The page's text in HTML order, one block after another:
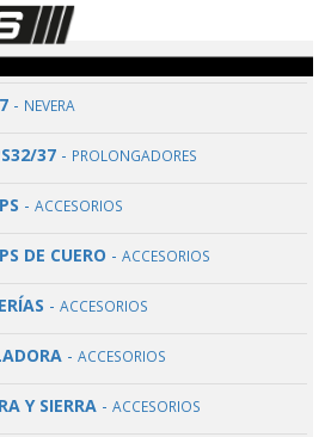
- NEVERA
37 - PROLONGADORES
- ACCESORIOS
DE CUERO - ACCESORIOS
- ACCESORIOS
- ACCESORIOS
Y SIERRA - ACCESORIOS